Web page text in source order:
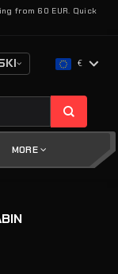
from 60 EUR. Quick
€
MORE